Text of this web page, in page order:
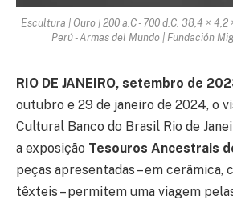
Escultura | Ouro | 200 a.C - 700 d.C. 38,4 × 4,2
Perú - Armas del Mundo | Fundación
RIO DE JANEIRO, setembro de
outubro e 29 de janeiro de 2024, o
Cultural Banco do Brasil Rio de
a exposição Tesouros Ancestrais
peças apresentadas – em cerâmica,
têxteis – permitem uma viagem